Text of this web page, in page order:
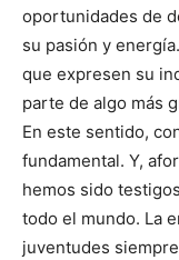
oportunidades de
su pasión y
que expresen su
parte de algo más
En este sentido,
fundamental. Y,
hemos sido
todo el mundo. La
juventudes